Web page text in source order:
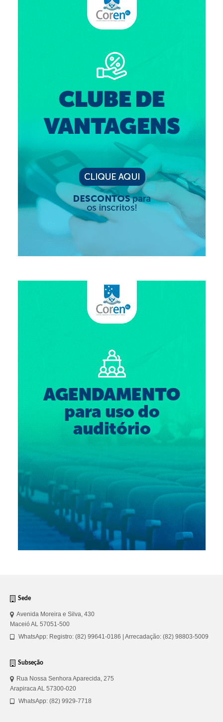
Processos Éticos
Suspensão do Exercício Profissional
Procedimento para registro
Valores dos serviços
Reserva de auditório
Notícias
Ouvidoria
Fale Conosco
Sede
Avenida Moreira e Silva, 430
Maceió AL 57051-500
WhatsApp: Registro: (82) 99641-0186 | Arrecadação: (82) 98803-5009
Subseção
Rua Nossa Senhora Aparecida, 275
Arapiraca AL 57300-020
WhatsApp: (82) 9929-7718